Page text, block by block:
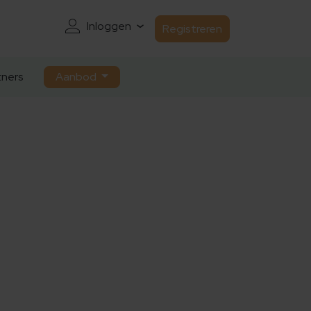
Inloggen Registreren
Aanbod